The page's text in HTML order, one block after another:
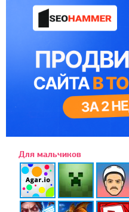
Для мальчиков